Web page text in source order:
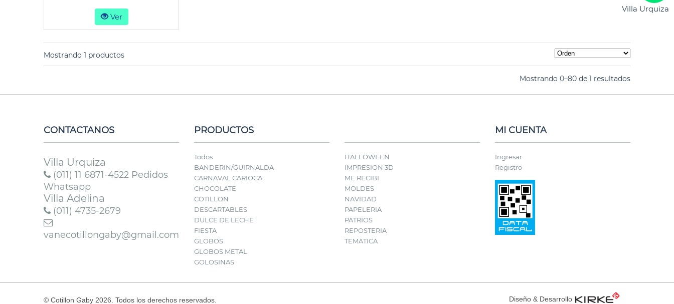
Villa Urquiza
Ver
Mostrando 1 productos
Mostrando 0–80 de 1 resultados
CONTACTANOS
Villa Urquiza
(011) 11 6871-4522 Pedidos
Whatsapp
Villa Adelina
(011) 4735-2679
vanecotillongaby@gmail.com
PRODUCTOS
Todos
BANDERIN/GUIRNALDA
CARNAVAL CARIOCA
CHOCOLATE
COTILLON
DESCARTABLES
DULCE DE LECHE
FIESTA
GLOBOS
GLOBOS METAL
GOLOSINAS
HALLOWEEN
IMPRESION 3D
ME RECIBI
MOLDES
NAVIDAD
PAPELERIA
PATRIOS
REPOSTERIA
TEMATICA
MI CUENTA
Ingresar
Registro
© Cotillon Gaby 2026. Todos los derechos reservados. Diseño & Desarrollo